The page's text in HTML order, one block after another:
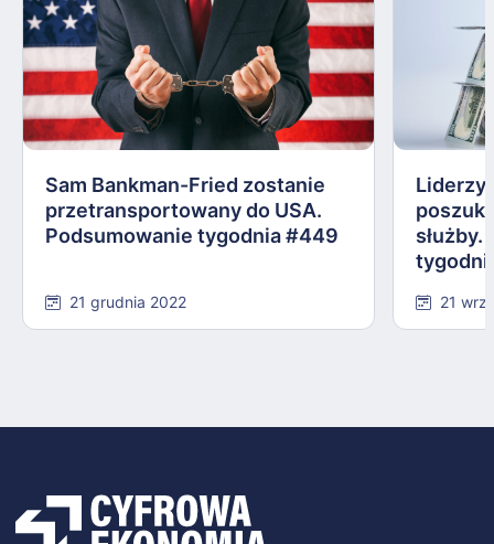
Sam Bankman-Fried zostanie
przetransportowany do USA.
Podsumowanie tygodnia #449
21 grudnia 2022
Liderzy
służby.
21